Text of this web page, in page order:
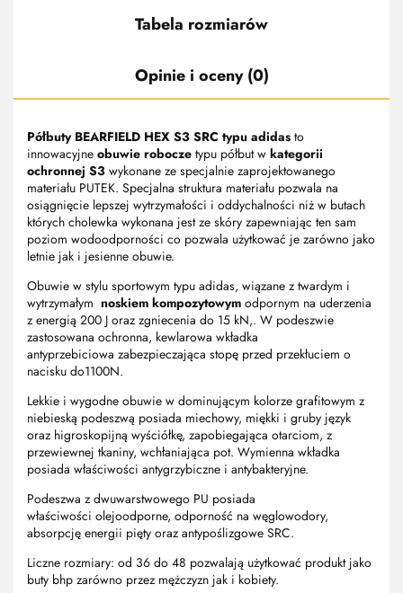
Tabela rozmiarów
Opinie i oceny (0)
Półbuty BEARFIELD HEX S3 SRC typu adidas to
innowacyjne obuwie robocze typu półbut w kategorii
ochronnej S3 wykonane ze specjalnie zaprojektowanego
materiału PUTEK. Specjalna struktura materiału pozwala na
osiągnięcie lepszej wytrzymałości i oddychalności niż w butach
których cholewka wykonana jest ze skóry zapewniając ten sam
poziom wodoodporności co pozwala użytkować je zarówno jako
letnie jak i jesienne obuwie.
Obuwie w stylu sportowym typu adidas, wiązane z twardym i
wytrzymałym noskiem kompozytowym odpornym na uderzenia
z energią 200 J oraz zgniecenia do 15 kN,. W podeszwie
zastosowana ochronna, kewlarowa wkładka
antyprzebiciowa zabezpieczająca stopę przed przekłuciem o
nacisku do1100N.
Lekkie i wygodne obuwie w dominującym kolorze grafitowym z
niebieską podeszwą posiada miechowy, miękki i gruby język
oraz higroskopijną wyściółkę, zapobiegająca otarciom, z
przewiewnej tkaniny, wchłaniająca pot. Wymienna wkładka
posiada właściwości antygrzybiczne i antybakteryjne.
Podeszwa z dwuwarstwowego PU posiada
właściwości olejoodporne, odporność na węglowodory,
absorpcję energii pięty oraz antypoślizgowe SRC.
Liczne rozmiary: od 36 do 48 pozwalają użytkować produkt jako
buty bhp zarówno przez mężczyzn jak i kobiety.